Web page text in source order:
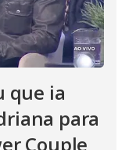
que ia
para
Couple